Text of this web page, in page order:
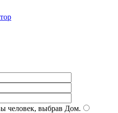
человек, выбрав Дом.